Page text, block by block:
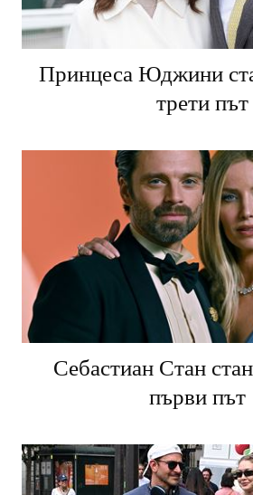
Принцеса Юджини
трети път
Себастиан Стан
първи път